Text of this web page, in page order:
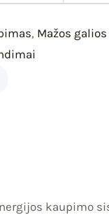
, Mažos
kaupimo